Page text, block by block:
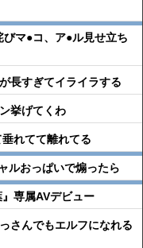
びマ●︎コ、ア●︎ル見せ立ち
長すぎてイライラする
挙げてくわ
れてて離れてる
ルおっぱいで煽ったら
』専属AVデビュー
さんでもエルフになれる